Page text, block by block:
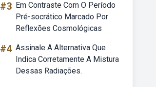
#3 Em Contraste Com O Período
Pré-socrático Marcado Por
Reflexões Cosmológicas
#4 Assinale A Alternativa Que
Indica Corretamente A Mistura
Dessas Radiações.